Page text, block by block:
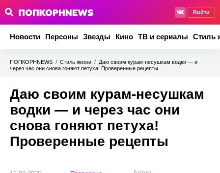
Войти
Новости Персоны Звезды Кино ТВ и сериалы Стиль
ПОПКОРНNEWS / Стиль жизни / Даю своим курам-несушкам водки — и
через час они снова гоняют петуха! Проверенные рецепты
Даю своим курам-несушкам
водки — и через час они
снова гоняют петуха!
Проверенные рецепты